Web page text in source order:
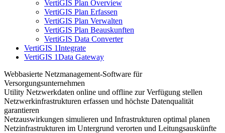
VertiGIS Plan Overview
VertiGIS Plan Erfassen
VertiGIS Plan Verwalten
VertiGIS Plan Beauskunften
VertiGIS Data Converter
VertiGIS 1Integrate
VertiGIS 1Data Gateway
Webbasierte Netzmanagement-Software für
Versorgungsunternehmen
Utility Netzwerkdaten online und offline zur Verfügung stellen
Netzwerkinfrastrukturen erfassen und höchste Datenqualität
garantieren
Netzauswirkungen simulieren und Infrastrukturen optimal planen
Netzinfrastrukturen im Untergrund verorten und Leitungsauskünfte